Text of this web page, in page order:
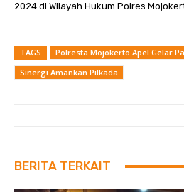
2024 di Wilayah Hukum Polres
TAGS
Polresta Mojokerto Apel Gelar
Sinergi Amankan Pilkada
BERITA TERKAIT